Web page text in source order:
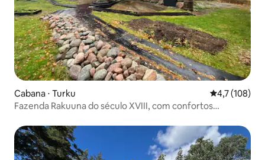
Cabana ⋅ Turku 4,7 de uma
4,7 (108)
Fazenda Rakuuna do século XVIII, com confortos